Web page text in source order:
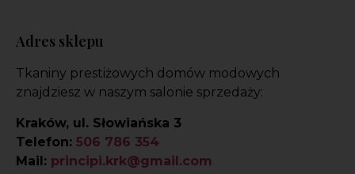
Adres sklepu
Tkaniny prestiżowych domów modowych
znajdziesz w naszym salonie sprzedaży:
Kraków, ul. Słowiańska 3
Telefon: 506 786 354
Mail: principi.krk@gmail.com